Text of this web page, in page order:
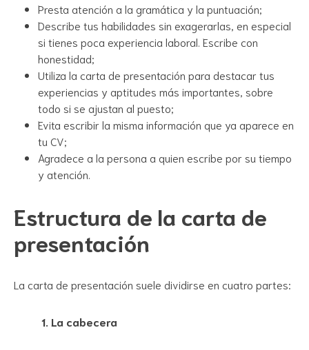
Presta atención a la gramática y la puntuación;
Describe tus habilidades sin exagerarlas, en especial
si tienes poca experiencia laboral. Escribe con
honestidad;
Utiliza la carta de presentación para destacar tus
experiencias y aptitudes más importantes, sobre
todo si se ajustan al puesto;
Evita escribir la misma información que ya aparece en
tu CV;
Agradece a la persona a quien escribe por su tiempo
y atención.
Estructura de la carta de
presentación
La carta de presentación suele dividirse en cuatro partes:
1. La cabecera